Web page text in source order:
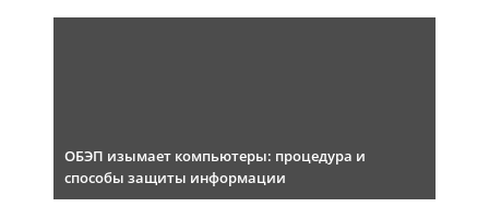
ОБЭП изымает компьютеры: процедура и
способы защиты информации